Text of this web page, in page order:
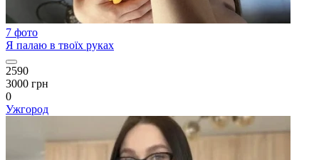
7 фото
Я палаю в твоїх руках
2590
3000 грн
0
Ужгород